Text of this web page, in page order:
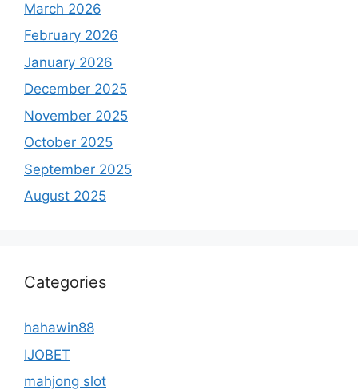
March 2026
February 2026
January 2026
December 2025
November 2025
October 2025
September 2025
August 2025
Categories
hahawin88
IJOBET
mahjong slot